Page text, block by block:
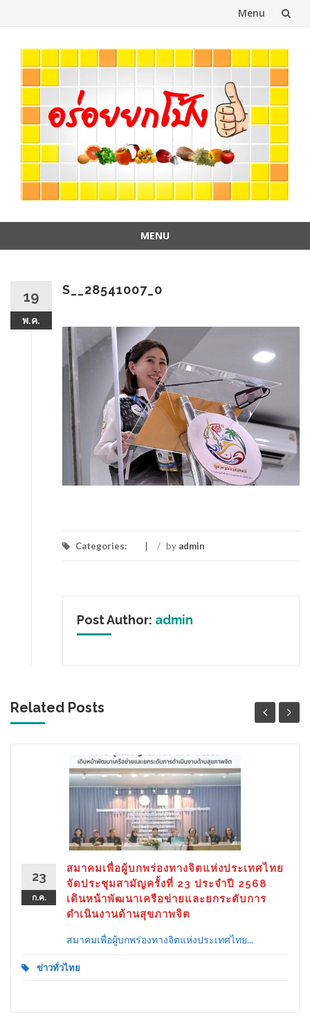
Menu
content
MENU
19
พ.ค.
S__28541007_0
Categories: / by admin
Post Author: admin
Related Posts
23
ก.ค.
สมาคมเพื่อผู้บกพร่องทางจิตแห่งประเทศไทย
จัดประชุมสามัญครั้งที่ 23 ประจำปี 2568
เดินหน้าพัฒนาเครือข่ายและยกระดับการ
ดำเนินงานด้านสุขภาพจิต
สมาคมเพื่อผู้บกพร่องทางจิตแห่งประเทศไทย...
ข่าวทั่วไทย